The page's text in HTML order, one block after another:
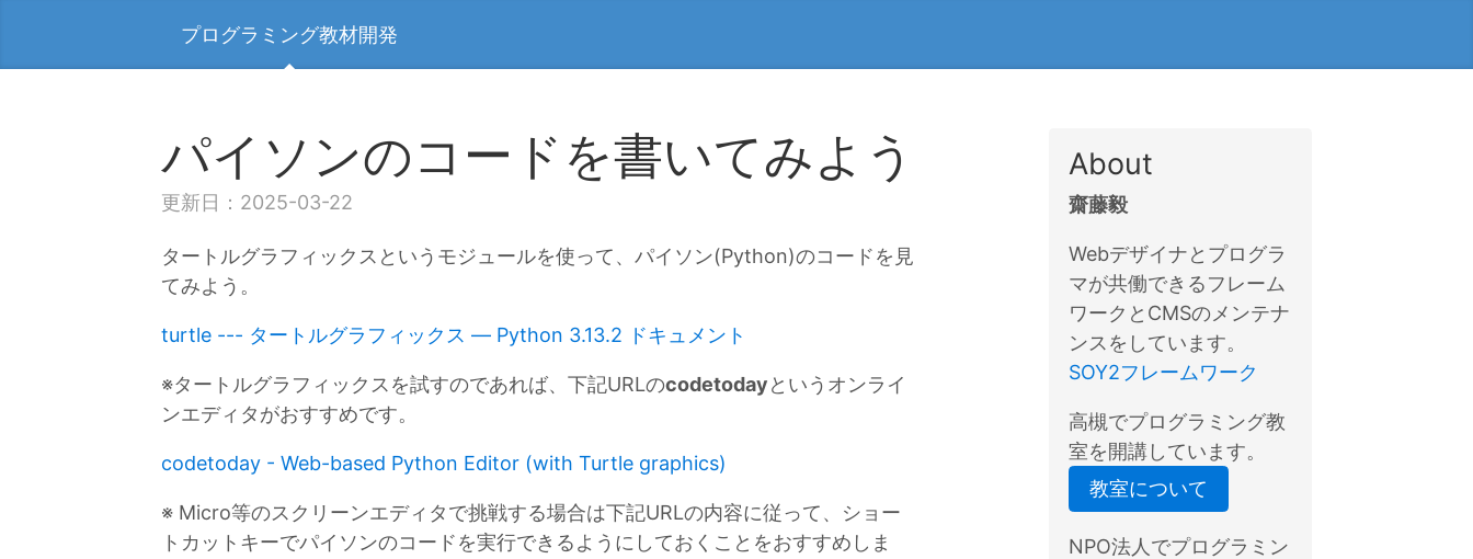
プログラミング教材開発
パイソンのコードを書いてみよう
更新日：2025-03-22
タートルグラフィックスというモジュールを使って、パイソン(Python)のコードを見
てみよう。
turtle --- タートルグラフィックス — Python 3.13.2 ドキュメント
※タートルグラフィックスを試すのであれば、下記URLのcodetodayというオンライ
ンエディタがおすすめです。
codetoday - Web-based Python Editor (with Turtle graphics)
※ Micro等のスクリーンエディタで挑戦する場合は下記URLの内容に従って、ショー
トカットキーでパイソンのコードを実行できるようにしておくことをおすすめしま
About
齋藤毅
Webデザイナとプログラ
マが共働できるフレーム
ワークとCMSのメンテナ
ンスをしています。
SOY2フレームワーク
高槻でプログラミング教
室を開講しています。
教室について
NPO法人でプログラミン